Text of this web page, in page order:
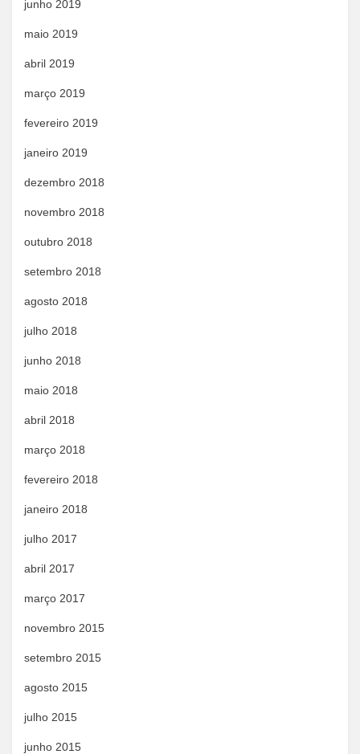
junho 2019
maio 2019
abril 2019
março 2019
fevereiro 2019
janeiro 2019
dezembro 2018
novembro 2018
outubro 2018
setembro 2018
agosto 2018
julho 2018
junho 2018
maio 2018
abril 2018
março 2018
fevereiro 2018
janeiro 2018
julho 2017
abril 2017
março 2017
novembro 2015
setembro 2015
agosto 2015
julho 2015
junho 2015